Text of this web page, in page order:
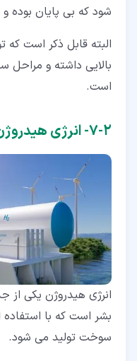
شود که بی پایان بوده و
البته قابل ذکر است که
بالایی داشته و
است.
۲‏-‏۷‏- انرژی هیدروژن (Hydrogen Energy)
انرژی هیدروژن یکی از
بشر است که با استفاده
سوخت تولید می شود.